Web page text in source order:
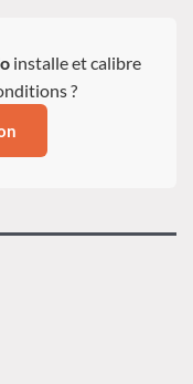
installe et calibre
?